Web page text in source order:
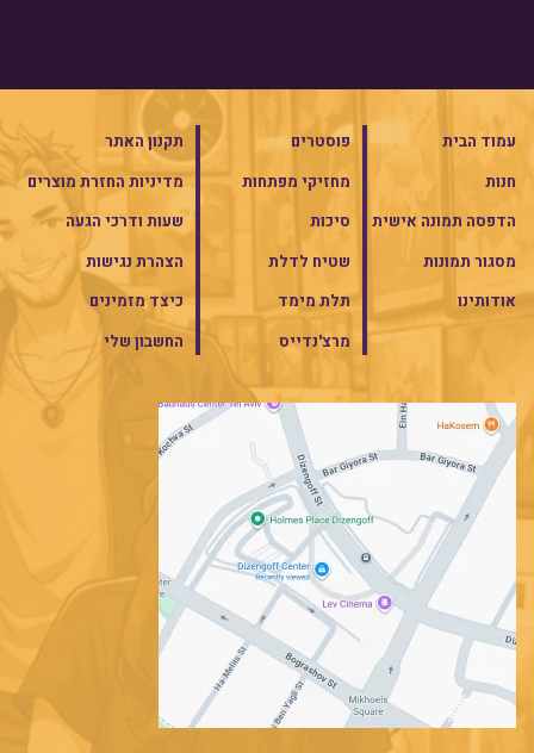
עמוד הבית
חנות
הדפסה תמונה אישית
מסגור תמונות
אודותינו
פוסטרים
מחזיקי מפתחות
סיכות
שטיח לדלת
תלת מימד
מרצ'נדייס
תקנון האתר
מדיניות החזרת מוצרים
שעות ודרכי הגעה
הצהרת נגישות
כיצד מזמינים
החשבון שלי